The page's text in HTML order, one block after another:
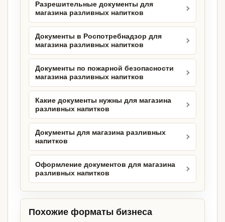
Разрешительные документы для
магазина разливных напитков
Документы в Роспотребнадзор для
магазина разливных напитков
Документы по пожарной безопасности
магазина разливных напитков
Какие документы нужны для магазина
разливных напитков
Документы для магазина разливных
напитков
Оформление документов для магазина
разливных напитков
Похожие форматы бизнеса